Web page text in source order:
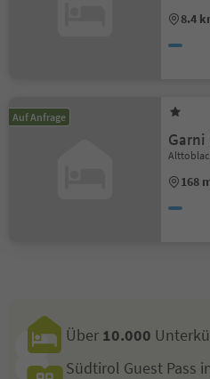
8.4
Auf Anfrage
Garni
168
Über 10.000
Südtirol Guest Pass